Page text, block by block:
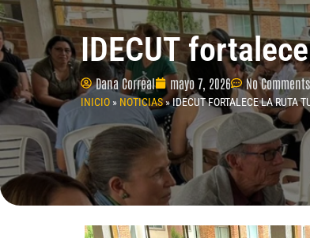
IDECUT
Dana Correal mayo 7, 2026 No Comments
INICIO » NOTICIAS»IDECUT FORTALECE LA RUTA